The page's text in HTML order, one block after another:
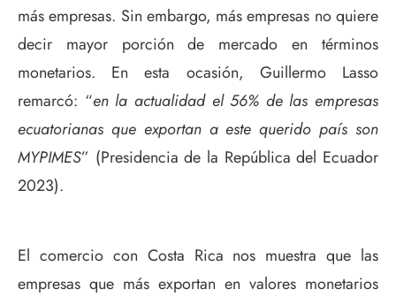
más empresas. Sin embargo, más empresas no quiere
decir mayor porción de mercado en términos
monetarios. En esta ocasión, Guillermo Lasso
remarcó: “en la actualidad el 56% de las empresas
ecuatorianas que exportan a este querido país son
MYPIMES” (Presidencia de la República del Ecuador
2023).
El comercio con Costa Rica nos muestra que las
empresas que más exportan en valores monetarios